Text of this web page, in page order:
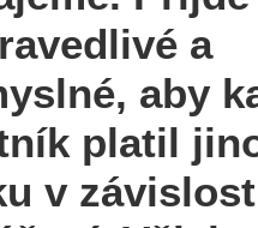
a
aby
platil
v